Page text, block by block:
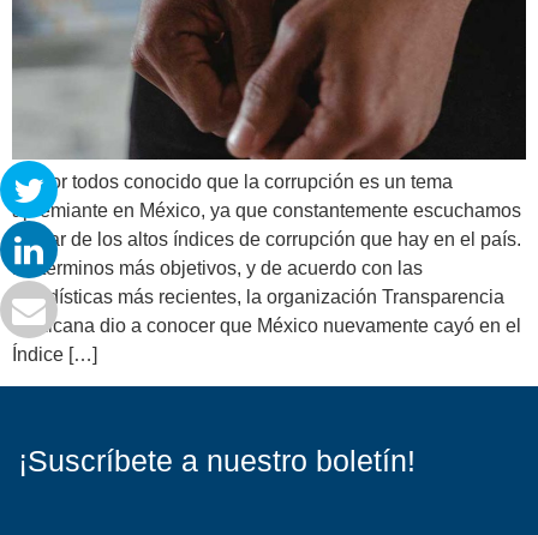
Es por todos conocido que la corrupción es un tema
apremiante en México, ya que constantemente escuchamos
hablar de los altos índices de corrupción que hay en el país.
En términos más objetivos, y de acuerdo con las
estadísticas más recientes, la organización Transparencia
Mexicana dio a conocer que México nuevamente cayó en el
Índice […]
¡Suscríbete a nuestro boletín!